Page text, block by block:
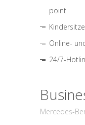
point
Online-
24/7-
Mercedes-